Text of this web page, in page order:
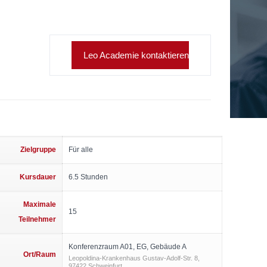
Leo Academie kontaktieren
Zielgruppe Für alle
Kursdauer 6.5 Stunden
Maximale
Teilnehmer
15
Ort/Raum
Konferenzraum A01, EG, Gebäude A
Leopoldina-Krankenhaus Gustav-Adolf-Str. 8,